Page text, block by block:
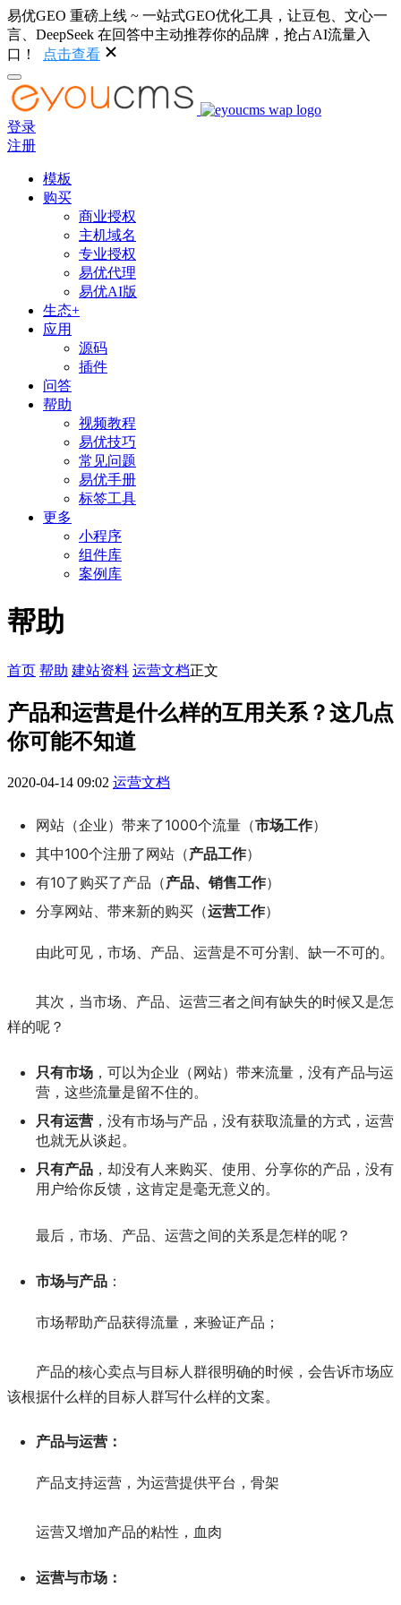
易优GEO 重磅上线 ~ 一站式GEO优化工具，让豆包、文心一
言、DeepSeek 在回答中主动推荐你的品牌，抢占AI流量入
口！
点击查看
登录
注册
模板
购买
商业授权
主机域名
专业授权
易优代理
易优AI版
生态+
应用
源码
插件
问答
帮助
视频教程
易优技巧
常见问题
易优手册
标签工具
更多
小程序
组件库
案例库
帮助
首页 帮助 建站资料 运营文档正文
产品和运营是什么样的互用关系？这几点
你可能不知道
2020-04-14 09:02 运营文档
网站（企业）带来了1000个流量（市场工作）
其中100个注册了网站（产品工作）
有10了购买了产品（产品、销售工作）
分享网站、带来新的购买（运营工作）
由此可见，市场、产品、运营是不可分割、缺一不可的。
其次，当市场、产品、运营三者之间有缺失的时候又是怎
样的呢？
只有市场 ，可以为企业（网站）带来流量，没有产品与运
营，这些流量是留不住的。
只有运营 ，没有市场与产品，没有获取流量的方式，运营
也就无从谈起。
只有产品 ，却没有人来购买、使用、分享你的产品，没有
用户给你反馈，这肯定是毫无意义的。
最后，市场、产品、运营之间的关系是怎样的呢？
市场与产品 ：
市场帮助产品获得流量，来验证产品；
产品的核心卖点与目标人群很明确的时候，会告诉市场应
该根据什么样的目标人群写什么样的文案。
产品与运营：
产品支持运营，为运营提供平台，骨架
运营又增加产品的粘性，血肉
运营与市场：